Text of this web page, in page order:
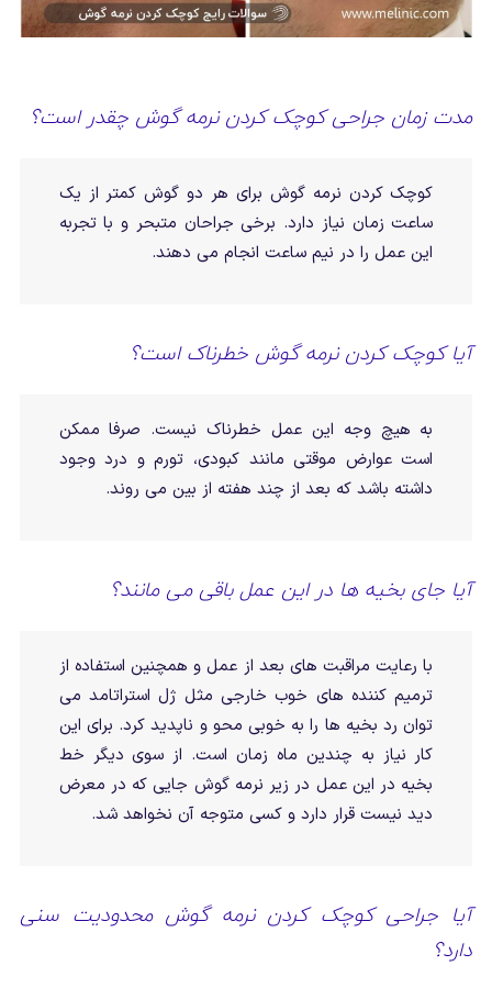
مدت زمان جراحی کوچک کردن نرمه گوش چقدر است؟
کوچک کردن نرمه گوش برای هر دو گوش کمتر از یک
ساعت زمان نیاز دارد. برخی جراحان متبحر و با تجربه
این عمل را در نیم ساعت انجام می دهند.
آیا کوچک کردن نرمه گوش خطرناک است؟
به هیچ وجه این عمل خطرناک نیست. صرفا ممکن
است عوارض موقتی مانند کبودی، تورم و درد وجود
داشته باشد که بعد از چند هفته از بین می روند.
آیا جای بخیه ها در این عمل باقی می مانند؟
با رعایت مراقبت های بعد از عمل و همچنین استفاده از
ترمیم کننده های خوب خارجی مثل ژل استراتامد می
توان رد بخیه ها را به خوبی محو و ناپدید کرد. برای این
کار نیاز به چندین ماه زمان است. از سوی دیگر خط
بخیه در این عمل در زیر نرمه گوش جایی که در معرض
دید نیست قرار دارد و کسی متوجه آن نخواهد شد.
آیا جراحی کوچک کردن نرمه گوش محدودیت سنی
دارد؟